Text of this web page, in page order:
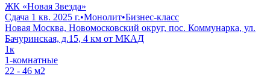
ЖК «Новая Звезда»
Сдача 1 кв. 2025 г.•Монолит•Бизнес-класс
Новая Москва, Новомосковский округ, пос. Коммунарка, ул.
Бачуринская, д.15, 4 км от МКАД
1к
1-комнатные
22 - 46 м2